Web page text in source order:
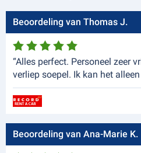
Beoordeling van Thomas J.
“Alles perfect. Personeel zeer
verliep soepel. Ik kan het
Beoordeling van Ana-Marie K.